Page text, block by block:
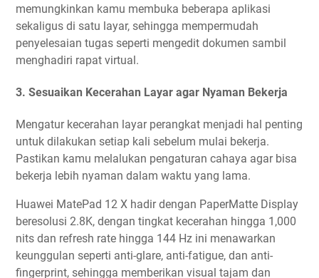
memungkinkan kamu membuka beberapa aplikasi
sekaligus di satu layar, sehingga mempermudah
penyelesaian tugas seperti mengedit dokumen sambil
menghadiri rapat virtual.
3. Sesuaikan Kecerahan Layar agar Nyaman Bekerja
Mengatur kecerahan layar perangkat menjadi hal penting
untuk dilakukan setiap kali sebelum mulai bekerja.
Pastikan kamu melalukan pengaturan cahaya agar bisa
bekerja lebih nyaman dalam waktu yang lama.
Huawei MatePad 12 X hadir dengan PaperMatte Display
beresolusi 2.8K, dengan tingkat kecerahan hingga 1,000
nits dan refresh rate hingga 144 Hz ini menawarkan
keunggulan seperti anti-glare, anti-fatigue, dan anti-
fingerprint, sehingga memberikan visual tajam dan